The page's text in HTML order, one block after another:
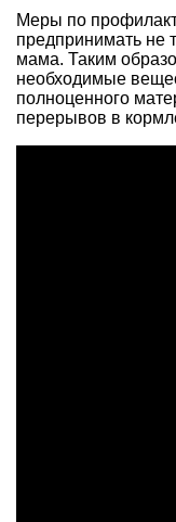
Меры по
предпринимать не
мама. Таким
необходимые
полноценного
перерывов в